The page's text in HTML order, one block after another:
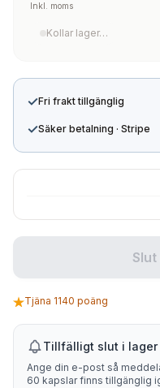
Inkl. moms
Kollar lager…
✓Fri frakt tillgänglig
✓Säker betalning · Stripe
Tjäna 1140 poäng
Tillfälligt slut i lager
Ange din e-post så
60 kapslar finns tillgänglig